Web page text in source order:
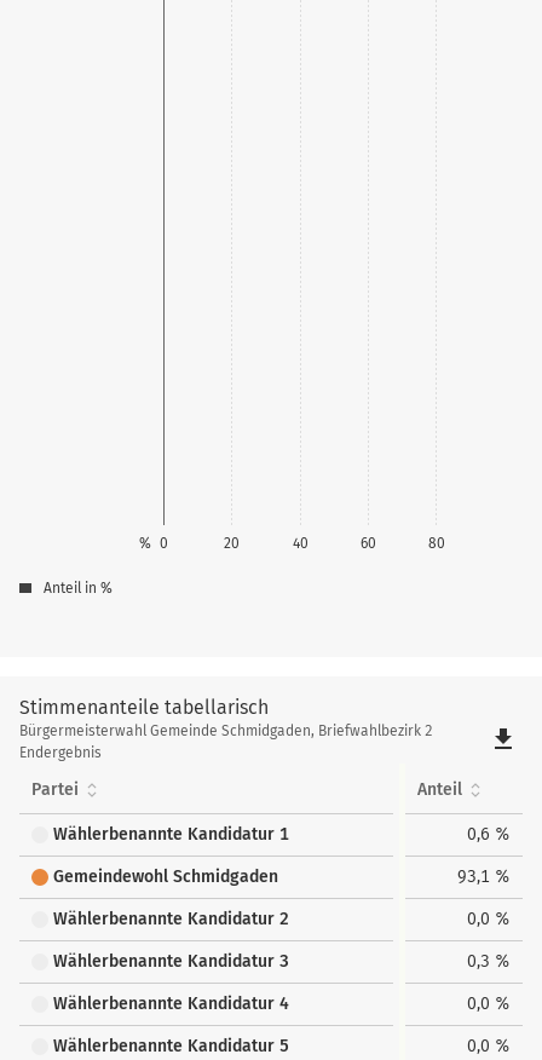
0 20 40 60 80
%
Anteil in %
Stimmenanteile tabellarisch
Stimmenanteile
tabellarisch
Bürgermeisterwahl Gemeinde Schmidgaden, Briefwahlbezirk 2
Endergebnis
file_download
Partei Anteil
Wählerbenannte Kandidatur 1 0,6 %
Gemeindewohl Schmidgaden 93,1 %
Wählerbenannte Kandidatur 2 0,0 %
Wählerbenannte Kandidatur 3 0,3 %
Wählerbenannte Kandidatur 4 0,0 %
Wählerbenannte Kandidatur 5 0,0 %